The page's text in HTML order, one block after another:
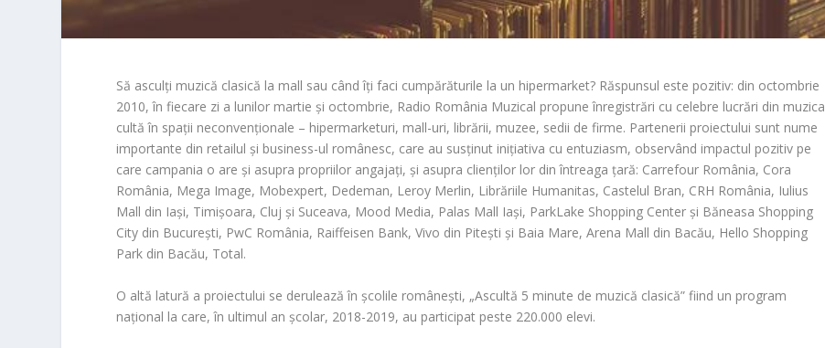
Să asculți muzică clasică la mall sau când îți faci cumpărăturile la un hipermarket? Răspunsul este pozitiv: din octombrie
2010, în fiecare zi a lunilor martie și octombrie, Radio România Muzical propune înregistrări cu celebre lucrări din muzica
cultă în spații neconvenționale – hipermarketuri, mall-uri, librării, muzee, sedii de firme. Partenerii proiectului sunt nume
importante din retailul și business-ul românesc, care au susținut inițiativa cu entuziasm, observând impactul pozitiv pe
care campania o are și asupra propriilor angajați, și asupra clienților lor din întreaga țară: Carrefour România, Cora
România, Mega Image, Mobexpert, Dedeman, Leroy Merlin, Librăriile Humanitas, Castelul Bran, CRH România, Iulius
Mall din Iași, Timișoara, Cluj și Suceava, Mood Media, Palas Mall Iași, ParkLake Shopping Center și Băneasa Shopping
City din București, PwC România, Raiffeisen Bank, Vivo din Pitești și Baia Mare, Arena Mall din Bacău, Hello Shopping
Park din Bacău, Total.
O altă latură a proiectului se derulează în școlile românești, „Ascultă 5 minute de muzică clasică” fiind un program
național la care, în ultimul an școlar, 2018-2019, au participat peste 220.000 elevi.